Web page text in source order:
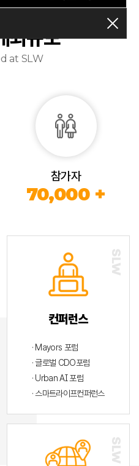
최규모
at SLW
참가자
70,000 +
컨퍼런스
· Mayors 포럼
· 글로벌 CDO포럼
· Urban AI 포럼
· 스마트라이프컨퍼런스